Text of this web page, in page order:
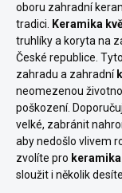
oboru zahradní
tradici.
Keramika
truhlíky a koryta na
České republice.
zahradu a zahradní
neomezenou
poškození.
velké, zabránit
aby nedošlo vlivem
zvolíte pro keramika
sloužit i několik